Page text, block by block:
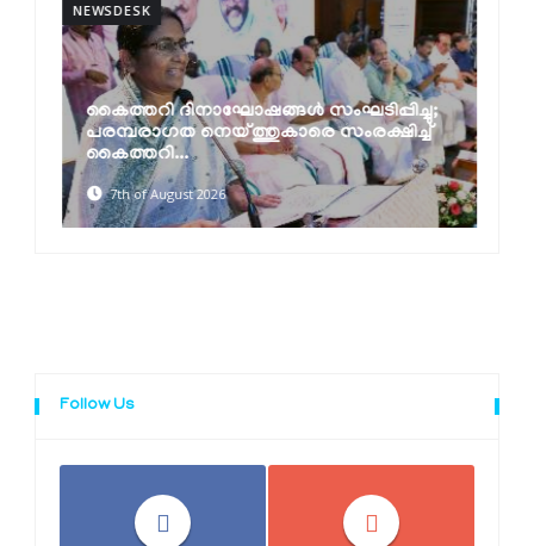
NEWSDESK
കൈത്തറി ദിനാഘോഷങ്ങൾ സംഘടിപ്പിച്ചു;
പരമ്പരാഗത നെയ്ത്തുകാരെ സംരക്ഷിച്ച്
കൈത്തറി...
7th of August 2026
Follow Us